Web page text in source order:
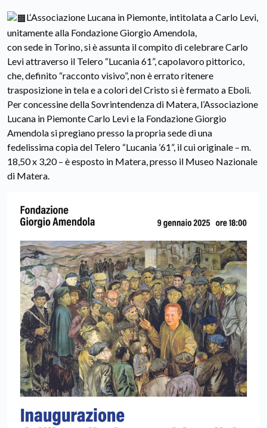
L‘Associazione Lucana in Piemonte, intitolata a Carlo Levi,
unitamente alla Fondazione Giorgio Amendola,
con sede in Torino, si è assunta il compito di celebrare Carlo
Levi attraverso il Telero “Lucania 61”, capolavoro pittorico,
che, definito “racconto visivo”, non è errato ritenere
trasposizione in tela e a colori del Cristo si è fermato a Eboli.
Per concessine della Sovrintendenza di Matera, l’Associazione
Lucana in Piemonte Carlo Levi e la Fondazione Giorgio
Amendola si pregiano presso la propria sede di una
fedelissima copia del Telero “Lucania ’61”, il cui originale – m.
18,50 x 3,20 – è esposto in Matera, presso il Museo Nazionale
di Matera.